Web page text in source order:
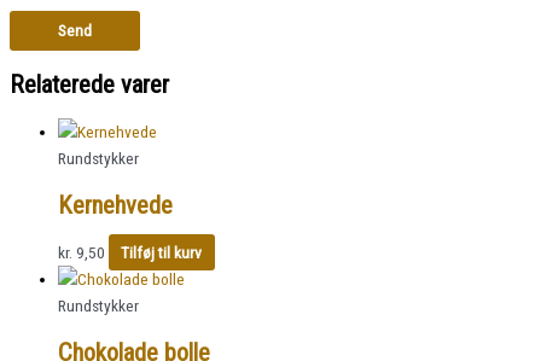
Relaterede varer
Rundstykker
Kernehvede
kr. 9,50 Tilføj til kurv
Rundstykker
Chokolade bolle